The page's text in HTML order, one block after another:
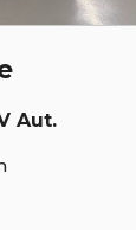
Aut.